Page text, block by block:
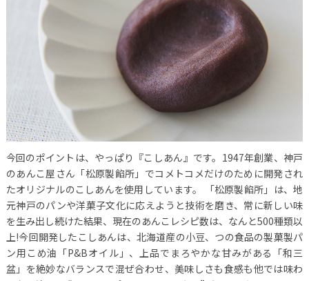
今回のポイントは、やっぱり『こしあん』です。1947年創業、神戸
のあんこ屋さん「松原製餡所」でコメトコメだけのために開発され
たオリジナルのこしあんを使用しています。
「松原製餡所」は、地
元神戸のパンや洋菓子文化に応えようと技術を磨き、常に新しい味
を生み出し続けた結果、現在のあんこレシピ数は、なんと500種類以
上!今回開発したこしあんは、北海道産の小豆、つの食品の製菓製パ
ン用こめ油「P&Bオイル」、上品でまろやかな甘みがある「和三
盆」を絶妙なバランスで混ぜ合わせ、美味しさも食感も他では味わ